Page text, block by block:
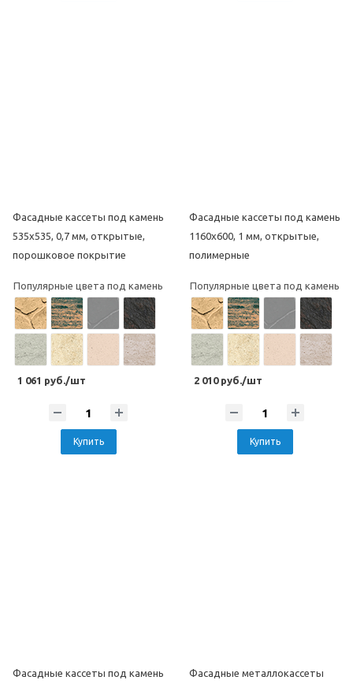
Фасадные кассеты под камень
535х535, 0,7 мм, открытые,
порошковое покрытие
Популярные цвета под камень
1 061 руб./шт
Купить
Фасадные кассеты под камень
1160х600, 1 мм, открытые,
полимерные
Популярные цвета под камень
2 010 руб./шт
Купить
Фасадные кассеты под камень
Фасадные металлокассеты